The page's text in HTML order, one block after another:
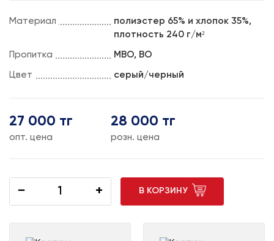
Материал
полиэстер 65% и хлопок 35%,
плотность 240 г/м²
Пропитка МВО, ВО
Цвет серый/черный
27 000 тг
опт. цена
28 000 тг
розн. цена
− + В КОРЗИНУ